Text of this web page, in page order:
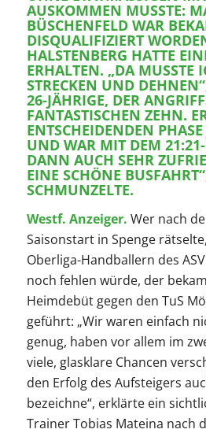
SKOMMEN MUSSTE:
SCHENFELD WAR
SQUALIFIZIERT WORDEN
LSTENBERG HATTE EINEN
HALTEN. „DA MUSSTE
RECKEN UND DEHNEN“,
-JÄHRIGE, DER
NTASTISCHEN ZEHN. ER
TSCHEIDENDEN PHASE
D WAR MIT DEM 21:21-
NN AUCH SEHR
NE SCHÖNE BUSFAHRT“,
HMUNZELTE.
Westf. Anzeiger. Wer nach
Saisonstart in Spenge
Oberliga-Handballern des
noch fehlen würde, der
Heimdebüt gegen den TuS
geführt: „Wir waren einfach
genug, haben vor allem im
viele, glasklare Chancen
den Erfolg des Aufsteigers
bezeichne“, erklärte ein
Trainer Tobias Mateina nach